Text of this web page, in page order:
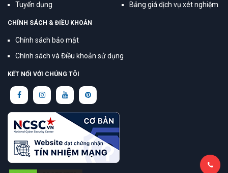
Tuyển dụng
Bảng giá dịch vụ xét nghiệm
CHÍNH SÁCH & ĐIỀU KHOẢN
Chính sách bảo mật
Chính sách và Điều khoản sử dụng
KẾT NỐI VỚI CHÚNG TÔI